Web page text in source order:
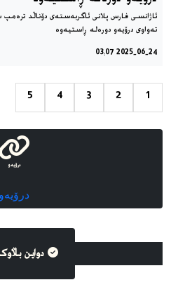
ئاژانسی فارس پلانی ئاگربەستەی دۆناڵد
تەواوی درۆیەو دورەلە ڕاستیەوە
2025-06-24 03:07
1
2
3
4
5
درۆیەو
درۆیەو
دواین